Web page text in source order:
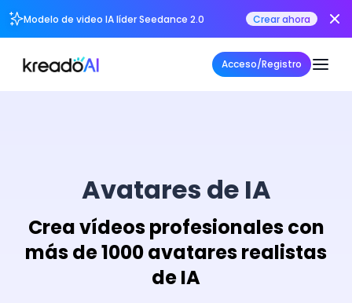
Modelo de video IA líder Seedance 2.0 Crear ahora
Acceso/Registro
Avatares de IA
Crea vídeos profesionales con
más de 1000 avatares realistas
de IA